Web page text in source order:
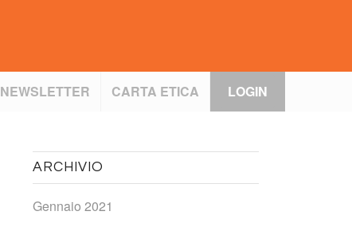
NEWSLETTER CARTA ETICA LOGIN
ARCHIVIO
Gennaio 2021